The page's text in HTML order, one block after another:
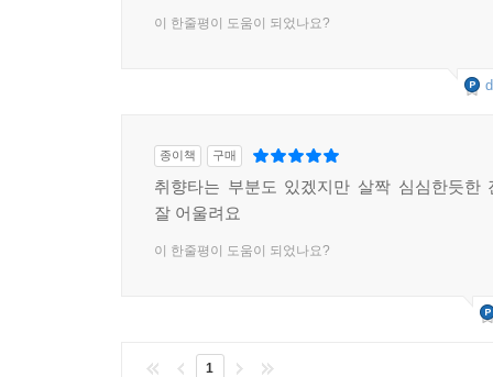
이 한줄평이 도움이 되었나요?
종이책 구매
취향타는 부분도 있겠지만 살짝 심심한듯한
잘 어울려요
이 한줄평이 도움이 되었나요?
1